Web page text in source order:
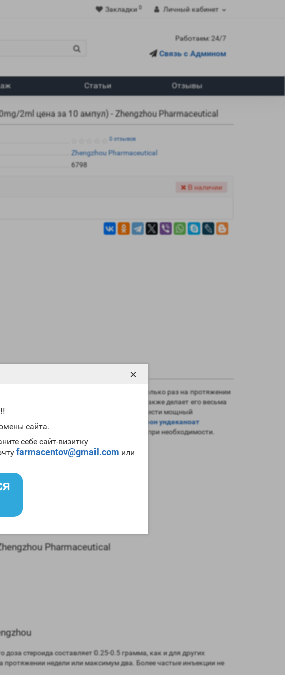
сайта.
себе сайт-визитку
farmacentov@gmail.com или
×
Закладки 0 Личный кабинет
Работаем: 24/7
Связь с Админом
Статьи Отзывы
2ml цена за 10 ампул) - Zhengzhou Pharmaceutical
0 отзывов
Zhengzhou Pharmaceutical
6798
В наличии
билдеров. Препарат может быть введен только раз на протяжении
невысока, что также делает его весьма
анаболиков и желающим провести мощный
. Также следует заметить, что
тестостерон ундеканоат
смело заменить один из них другим при необходимости.
Pharmaceutical
доза стероида составляет 0.25-0.5 грамма, как и для других
недели или максимум два. Более частые инъекции не